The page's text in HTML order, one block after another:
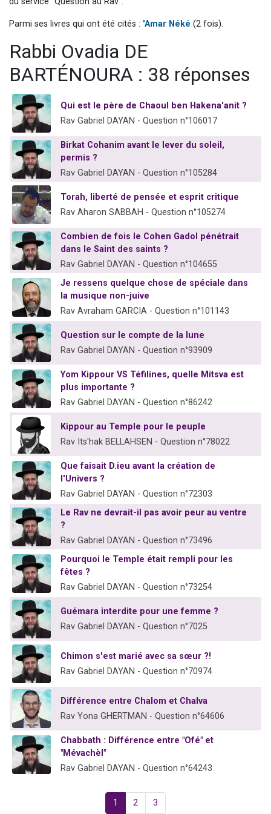
Eva vient de donner son Maasser
3 personnes viennent de faire un don pour Événements Torah-Box
Parmi ses livres qui ont été cités : 'Amar Néké (2 fois).
Rabbi Ovadia DE
BARTÉNOURA : 38 réponses
Qui est le père de Chaoul ben Hakena'anit ?
Rav Gabriel DAYAN - Question n°106017
Birkat Cohanim avant le lever du soleil,
permis ?
Rav Gabriel DAYAN - Question n°105284
Torah, liberté de pensée et esprit critique
Rav Aharon SABBAH - Question n°105274
Combien de fois le Cohen Gadol pénétrait
dans le Saint des saints ?
Rav Gabriel DAYAN - Question n°104655
Je ressens quelque chose de spéciale dans
la musique non-juive
Rav Avraham GARCIA - Question n°101143
Question sur le compte de la lune
Rav Gabriel DAYAN - Question n°93909
Yom Kippour VS Téfilines, quelle Mitsva est
plus importante ?
Rav Gabriel DAYAN - Question n°86242
Kippour au Temple pour le peuple
Rav Its'hak BELLAHSEN - Question n°78022
Que faisait D.ieu avant la création de
l'Univers ?
Rav Gabriel DAYAN - Question n°72303
Le Rav ne devrait-il pas avoir peur au ventre
?
Rav Gabriel DAYAN - Question n°73496
Pourquoi le Temple était rempli pour les
fêtes ?
Rav Gabriel DAYAN - Question n°73254
Guémara interdite pour une femme ?
Rav Gabriel DAYAN - Question n°7025
Chimon s'est marié avec sa sœur ?!
Rav Gabriel DAYAN - Question n°70974
Différence entre Chalom et Chalva
Rav Yona GHERTMAN - Question n°64606
Chabbath : Différence entre "Ofé" et
"Mévachèl"
Rav Gabriel DAYAN - Question n°64243
1 2 3